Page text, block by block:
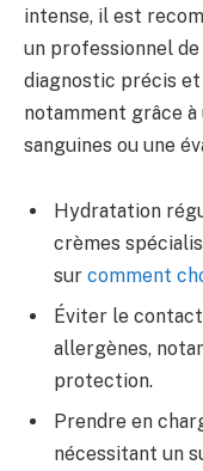
intense, il est
un professionnel
diagnostic précis
notamment grâce à
sanguines ou une
Hydratation
crèmes
sur comment
Éviter le
allergènes,
protection.
Prendre en
nécessitant un